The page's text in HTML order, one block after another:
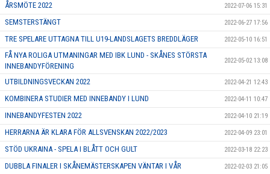
ÅRSMÖTE 2022 2022-07-06 15:31
SEMSTERSTÄNGT 2022-06-27 17:56
TRE SPELARE UTTAGNA TILL U19-LANDSLAGETS BREDDLÄGER 2022-05-10 16:51
FÅ NYA ROLIGA UTMANINGAR MED IBK LUND - SKÅNES STÖRSTA
INNEBANDYFÖRENING
2022-05-02 13:08
UTBILDNINGSVECKAN 2022 2022-04-21 12:43
KOMBINERA STUDIER MED INNEBANDY I LUND 2022-04-11 10:47
INNEBANDYFESTEN 2022 2022-04-10 21:19
HERRARNA ÄR KLARA FÖR ALLSVENSKAN 2022/2023 2022-04-09 23:01
STÖD UKRAINA - SPELA I BLÅTT OCH GULT 2022-03-18 22:23
DUBBLA FINALER I SKÅNEMÄSTERSKAPEN VÄNTAR I VÅR 2022-02-03 21:05